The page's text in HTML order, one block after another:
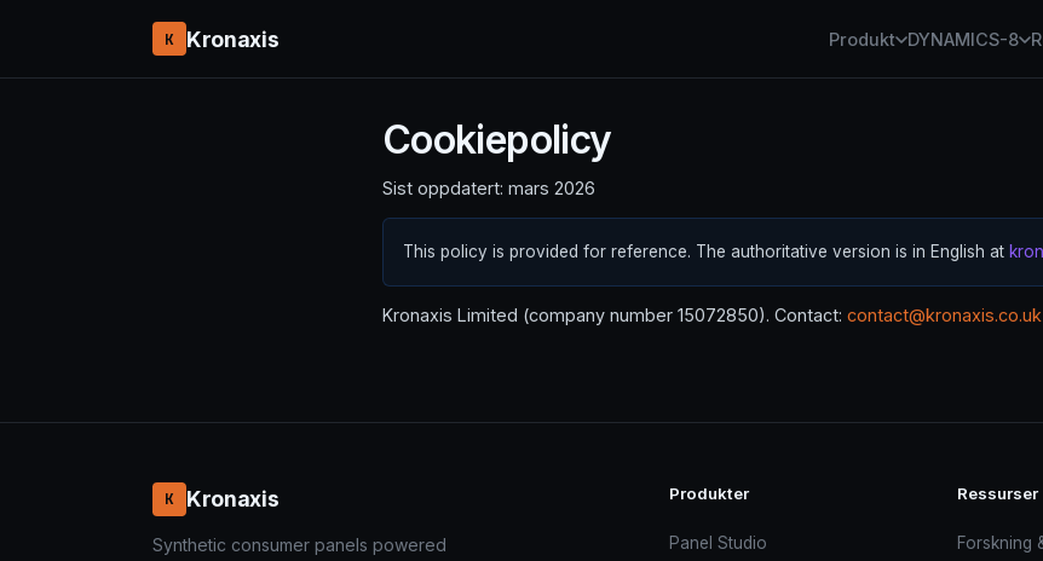
K Kronaxis Produkt DYNAMICS-8
Cookiepolicy
Sist oppdatert: mars 2026
This policy is provided for reference. The authoritative version is in English at
Kronaxis Limited (company number 15072850). Contact: contact@kronaxis.co.uk
K Kronaxis
Synthetic consumer panels powered
Produkter
Panel Studio
Ressurser
Forskning